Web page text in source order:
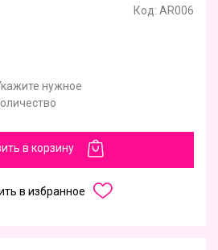
Код: AR006
нужное
в корзину
в избранное